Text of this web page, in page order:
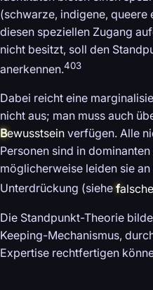
(schwarze, indigene,
diesen speziellen Zugang
nicht besitzt, soll den
anerkennen.403
Dabei reicht eine
nicht aus; man muss auch
Bewusstsein verfügen. Alle
Personen sind in
möglicherweise leiden sie
Unterdrückung (siehe f
Die Standpunkt-Theorie
Keeping-Mechanismus,
Expertise rechtfertigen